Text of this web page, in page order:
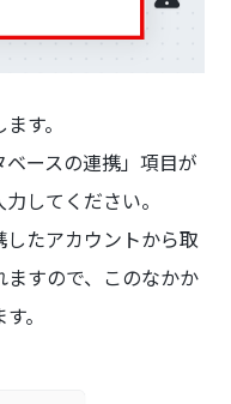
す。
ースの連携」項目が
してください。
たアカウントから取
すので、このなかか
。